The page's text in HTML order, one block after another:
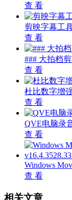
查 看
剪映字幕工
查 看
### 大拍档
查 看
杜比数字增
查 看
QVE电脑录
查 看
Windows
查 看
相关文章